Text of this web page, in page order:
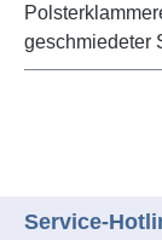
geschmiedeter
Service-